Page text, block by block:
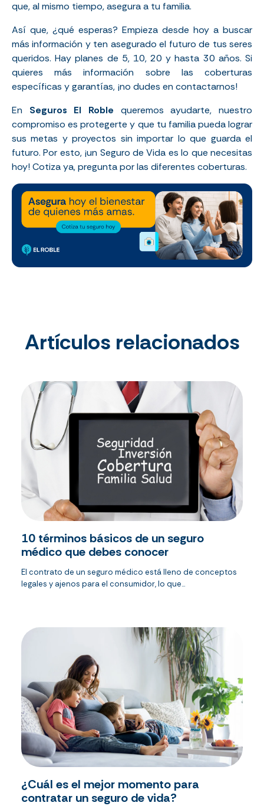
que, al mismo tiempo, asegura a tu familia.
Así que, ¿qué esperas? Empieza desde hoy a buscar
más información y ten asegurado el futuro de tus seres
queridos. Hay planes de 5, 10, 20 y hasta 30 años. Si
quieres más información sobre las coberturas
específicas y garantías, ¡no dudes en contactarnos!
En Seguros El Roble queremos ayudarte, nuestro
compromiso es protegerte y que tu familia pueda lograr
sus metas y proyectos sin importar lo que guarda el
futuro. Por esto, ¡un Seguro de Vida es lo que necesitas
hoy! Cotiza ya, pregunta por las diferentes coberturas.
Artículos relacionados
10 términos básicos de un seguro
médico que debes conocer
El contrato de un seguro médico está lleno de conceptos
legales y ajenos para el consumidor, lo que...
¿Cuál es el mejor momento para
contratar un seguro de vida?